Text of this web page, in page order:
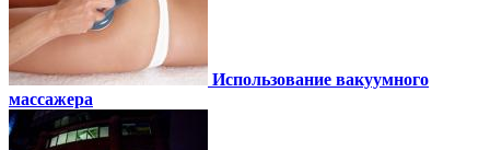
Использование вакуумного
массажера